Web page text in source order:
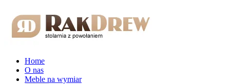
Home
O nas
Meble na wymiar